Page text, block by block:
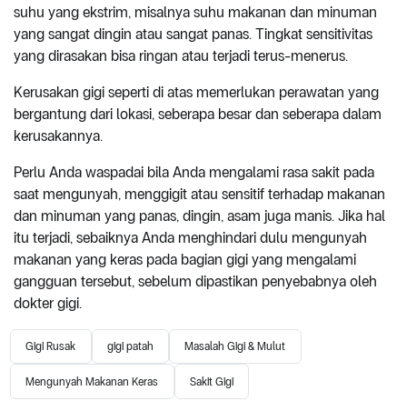
suhu yang ekstrim, misalnya suhu makanan dan minuman
yang sangat dingin atau sangat panas. Tingkat sensitivitas
yang dirasakan bisa ringan atau terjadi terus-menerus.
Kerusakan gigi seperti di atas memerlukan perawatan yang
bergantung dari lokasi, seberapa besar dan seberapa dalam
kerusakannya.
Perlu Anda waspadai bila Anda mengalami rasa sakit pada
saat mengunyah, menggigit atau sensitif terhadap makanan
dan minuman yang panas, dingin, asam juga manis. Jika hal
itu terjadi, sebaiknya Anda menghindari dulu mengunyah
makanan yang keras pada bagian gigi yang mengalami
gangguan tersebut, sebelum dipastikan penyebabnya oleh
dokter gigi.
Gigi Rusak gigi patah Masalah Gigi & Mulut
Mengunyah Makanan Keras Sakit Gigi